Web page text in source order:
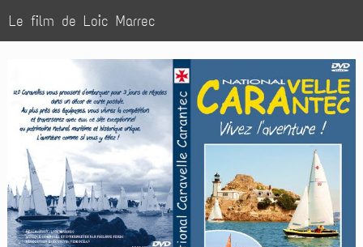
Le film de Loic Marrec